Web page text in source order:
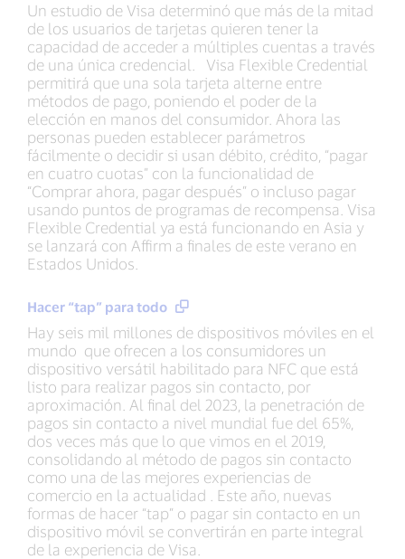
Un estudio de Visa determinó que más de la mitad
de los usuarios de tarjetas quieren tener la
capacidad de acceder a múltiples cuentas a través
de una única credencial. Visa Flexible Credential
permitirá que una sola tarjeta alterne entre
métodos de pago, poniendo el poder de la
elección en manos del consumidor. Ahora las
personas pueden establecer parámetros
fácilmente o decidir si usan débito, crédito, “pagar
en cuatro cuotas” con la funcionalidad de
“Comprar ahora, pagar después” o incluso pagar
usando puntos de programas de recompensa. Visa
Flexible Credential ya está funcionando en Asia y
se lanzará con Affirm a finales de este verano en
Estados Unidos.
Hacer “tap” para todo
Hay seis mil millones de dispositivos móviles en el
mundo que ofrecen a los consumidores un
dispositivo versátil habilitado para NFC que está
listo para realizar pagos sin contacto, por
aproximación. Al final del 2023, la penetración de
pagos sin contacto a nivel mundial fue del 65%,
dos veces más que lo que vimos en el 2019,
consolidando al método de pagos sin contacto
como una de las mejores experiencias de
comercio en la actualidad . Este año, nuevas
formas de hacer “tap” o pagar sin contacto en un
dispositivo móvil se convertirán en parte integral
de la experiencia de Visa.